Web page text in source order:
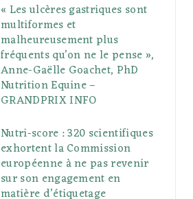
« Les ulcères gastriques sont
multiformes et
malheureusement plus
fréquents qu’on ne le pense »,
Anne-Gaëlle Goachet, PhD
Nutrition Equine –
GRANDPRIX INFO
Nutri-score : 320 scientifiques
exhortent la Commission
européenne à ne pas revenir
sur son engagement en
matière d’étiquetage